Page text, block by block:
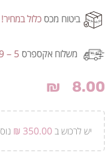
ביטוח מכס כלול במחיר!
משלוח אקספרס 5 – 9 ימי עסקים!
₪ 8.00
יש לרכוש ב ₪ 350.00